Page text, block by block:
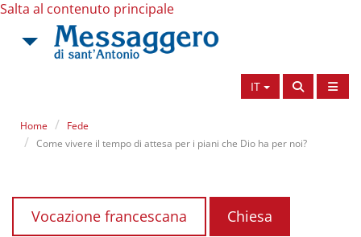
Salta al contenuto principale
IT
Home
Fede
Come vivere il tempo di attesa per i piani che Dio ha per noi?
Vocazione francescana Chiesa